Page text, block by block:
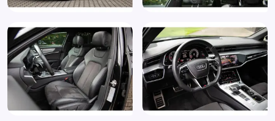
Audio installatie premium
Audi Phone Box (9ZE)
Audi smartphone interface (IU1)
Audi sound system (9VD)
Binnenspiegel automatisch dimmend
Bluetooth
Boordcomputer